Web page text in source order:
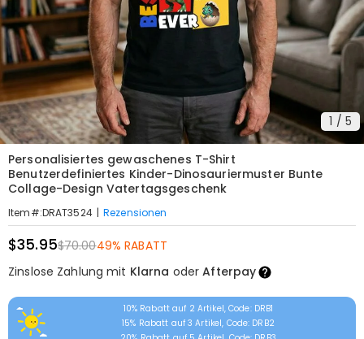
1 / 5
Personalisiertes gewaschenes T-Shirt
Benutzerdefiniertes Kinder-Dinosauriermuster Bunte
Collage-Design Vatertagsgeschenk
Item#:DRAT3524 | Rezensionen
$35.95$70.0049% RABATT
Zinslose Zahlung mit Klarna oderAfterpay
10% Rabatt auf 2 Artikel, Code: DRB1
15% Rabatt auf 3 Artikel, Code: DRB2